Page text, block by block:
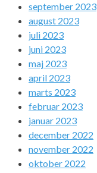
september 2023
august 2023
juli 2023
juni 2023
maj 2023
april 2023
marts 2023
februar 2023
januar 2023
december 2022
november 2022
oktober 2022